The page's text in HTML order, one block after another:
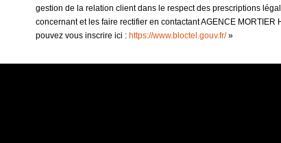
gestion de la relation client dans le respect des prescriptions
concernant et les faire rectifier en contactant AGENCE
pouvez vous inscrire ici : https://www.bloctel.gouv.fr/»